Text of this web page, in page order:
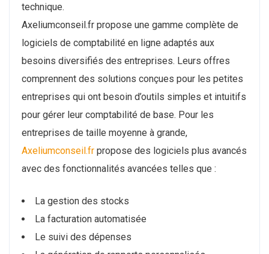
technique.
Axeliumconseil.fr propose une gamme complète de
logiciels de comptabilité en ligne adaptés aux
besoins diversifiés des entreprises. Leurs offres
comprennent des solutions conçues pour les petites
entreprises qui ont besoin d’outils simples et intuitifs
pour gérer leur comptabilité de base. Pour les
entreprises de taille moyenne à grande,
Axeliumconseil.fr propose des logiciels plus avancés
avec des fonctionnalités avancées telles que :
La gestion des stocks
La facturation automatisée
Le suivi des dépenses